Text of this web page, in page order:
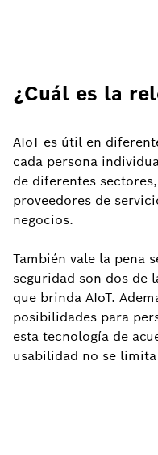
¿Cuál es la
AIoT es útil en
cada persona
de diferentes
proveedores de
negocios.
También vale la pena
seguridad son dos de
que brinda AIoT.
posibilidades para
esta tecnología de
usabilidad no se